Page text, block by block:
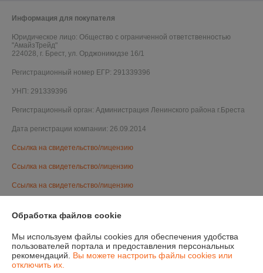
Информация для покупателя
Юридическое лицо: Общество с ограниченной ответственностью
"АмайзТрейд"
224028, г. Брест, ул. Орджоникидзе 16/1
Регистрационный номер ЕГР: 291339396
УНП: 291339396
Регистрационный орган: Администрация Ленинского района г.Бреста
Дата регистрации компании: 26.09.2014
Ссылка на свидетельство/лицензию
Ссылка на свидетельство/лицензию
Ссылка на свидетельство/лицензию
Ссылка на свидетельство/лицензию
Ссылка на свидетельство/лицензию
Ссылка на свидетельство/лицензию
Обработка файлов cookie
Мы используем файлы cookies для обеспечения удобства
пользователей портала и предоставления персональных
рекомендаций. Вы можете настроить файлы cookies или
отключить их.